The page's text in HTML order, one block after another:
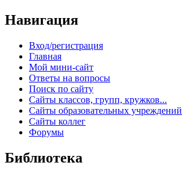
Навигация
Вход/регистрация
Главная
Мой мини-сайт
Ответы на вопросы
Поиск по сайту
Сайты классов, групп, кружков...
Сайты образовательных учреждений
Сайты коллег
Форумы
Библиотека